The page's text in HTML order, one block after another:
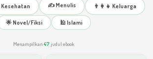
Kesehatan ✍️ Menulis 👨‍👩‍👧 Keluarga
🌟 Novel/Fiksi 🕌 Islami
Menampilkan47 judul ebook